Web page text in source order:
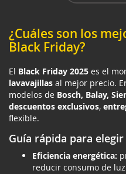
¿Cuáles son los
Black Friday?
El Black Friday 2025 es el
lavavajillas al mejor precio.
modelos de Bosch, Balay,
descuentos exclusivos,
flexible.
Guía rápida para
Eficiencia energética:
reducir consumo de